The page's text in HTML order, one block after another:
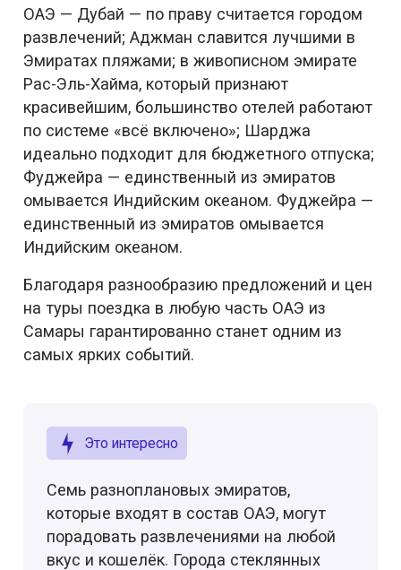
ОАЭ — Дубай — по праву считается городом
развлечений; Аджман славится лучшими в
Эмиратах пляжами; в живописном эмирате
Рас-Эль-Хайма, который признают
красивейшим, большинство отелей работают
по системе «всё включено»; Шарджа
идеально подходит для бюджетного отпуска;
Фуджейра — единственный из эмиратов
омывается Индийским океаном. Фуджейра —
единственный из эмиратов омывается
Индийским океаном.
Благодаря разнообразию предложений и цен
на туры поездка в любую часть ОАЭ из
Самары гарантированно станет одним из
самых ярких событий.
Это интересно
Семь разноплановых эмиратов,
которые входят в состав ОАЭ, могут
порадовать развлечениями на любой
вкус и кошелёк. Города стеклянных